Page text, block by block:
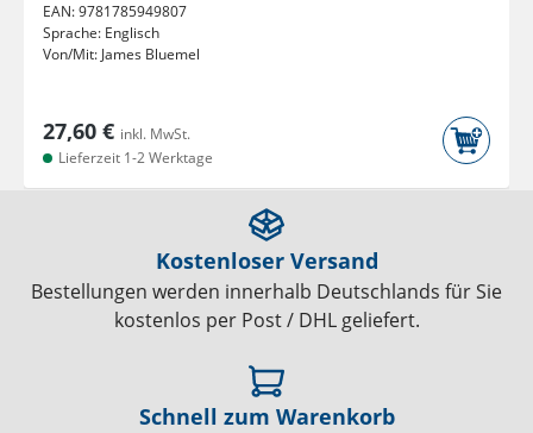
EAN:9781785949807
Sprache: Englisch
Von/Mit: James Bluemel
27,60 € inkl. MwSt.
Lieferzeit 1-2 Werktage
Kostenloser Versand
Bestellungen werden innerhalb Deutschlands für Sie
kostenlos per Post / DHL geliefert.
Schnell zum Warenkorb